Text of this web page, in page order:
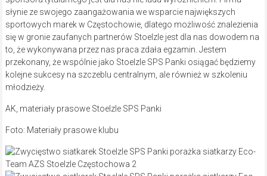
słynie ze swojego zaangażowania we wsparcie największych
sportowych marek w Częstochowie, dlatego możliwość znalezienia
się w gronie zaufanych partnerów Stoelzle jest dla nas dowodem na
to, że wykonywana przez nas praca zdała egzamin. Jestem
przekonany, że wspólnie jako Stoelzle SPS Panki osiągać będziemy
kolejne sukcesy na szczeblu centralnym, ale również w szkoleniu
młodzieży.
AK, materiały prasowe Stoelzle SPS Panki
Foto: Materiały prasowe klubu